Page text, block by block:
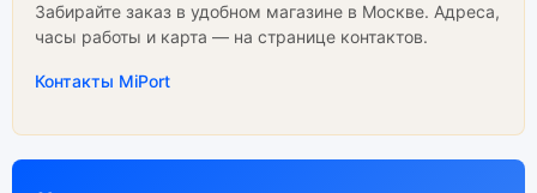
Забирайте заказ в удобном магазине в Москве. Адреса,
часы работы и карта — на странице контактов.
Контакты MiPort